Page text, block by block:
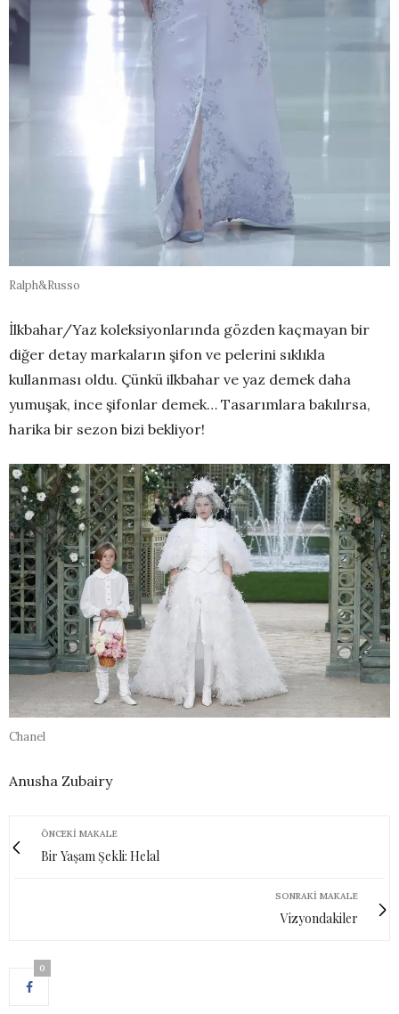
Ralph&Russo
İlkbahar/Yaz koleksiyonlarında gözden kaçmayan bir
diğer detay markaların şifon ve pelerini sıklıkla
kullanması oldu. Çünkü ilkbahar ve yaz demek daha
yumuşak, ince şifonlar demek… Tasarımlara bakılırsa,
harika bir sezon bizi bekliyor!
Chanel
Anusha Zubairy
ÖNCEKI MAKALE
Bir Yaşam Şekli: Helal
SONRAKI MAKALE
Vizyondakiler
0